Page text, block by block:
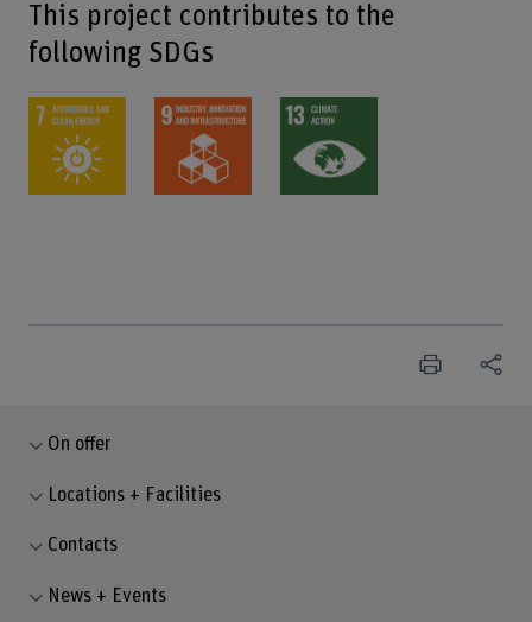
This project contributes to the
following SDGs
On offer
Locations + Facilities
Contacts
News + Events